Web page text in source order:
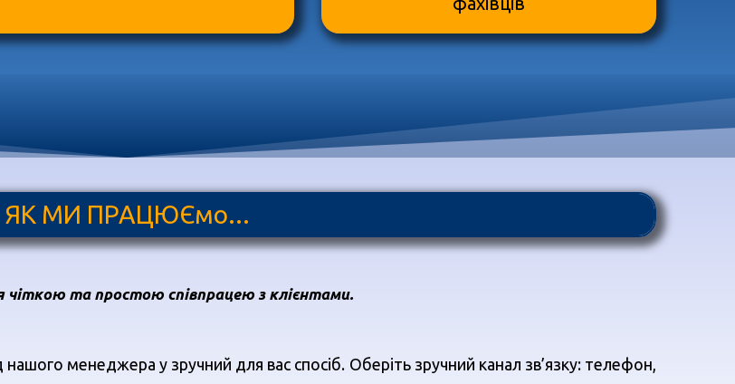
ЯК МИ ПРАЦЮЄмо...
чіткою та простою співпрацею з клієнтами.
менеджера у зручний для вас спосіб. Оберіть зручний канал зв’язку: телефон,